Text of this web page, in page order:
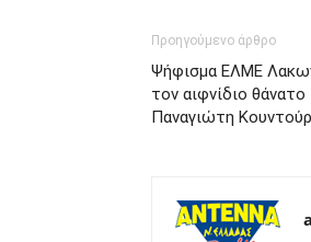
Προηγούμενο άρθρο
Ψήφισμα ΕΛΜΕ
τον αιφνίδιο
Παναγιώτη